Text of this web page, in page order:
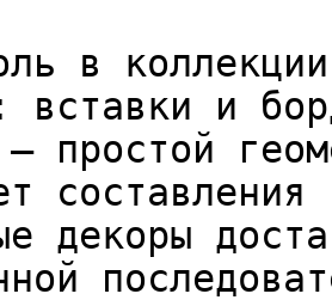
в
вставки и
– простой
декоры